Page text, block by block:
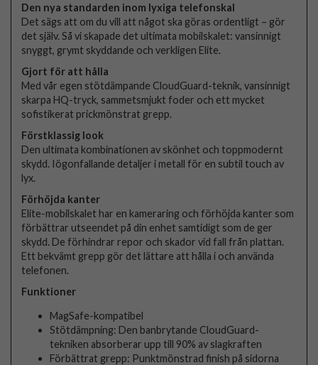
Den nya standarden inom lyxiga telefonskal
Det sägs att om du vill att något ska göras ordentligt – gör
det själv. Så vi skapade det ultimata mobilskalet: vansinnigt
snyggt, grymt skyddande och verkligen Elite.
Gjort för att hålla
Med vår egen stötdämpande CloudGuard-teknik, vansinnigt
skarpa HQ-tryck, sammetsmjukt foder och ett mycket
sofistikerat prickmönstrat grepp.
Förstklassig look
Den ultimata kombinationen av skönhet och toppmodernt
skydd. Iögonfallande detaljer i metall för en subtil touch av
lyx.
Förhöjda kanter
Elite-mobilskalet har en kameraring och förhöjda kanter som
förbättrar utseendet på din enhet samtidigt som de ger
skydd. De förhindrar repor och skador vid fall från plattan.
Ett bekvämt grepp gör det lättare att hålla i och använda
telefonen.
Funktioner
MagSafe-kompatibel
Stötdämpning: Den banbrytande CloudGuard-
tekniken absorberar upp till 90% av slagkraften
Förbättrat grepp: Punktmönstrad finish på sidorna